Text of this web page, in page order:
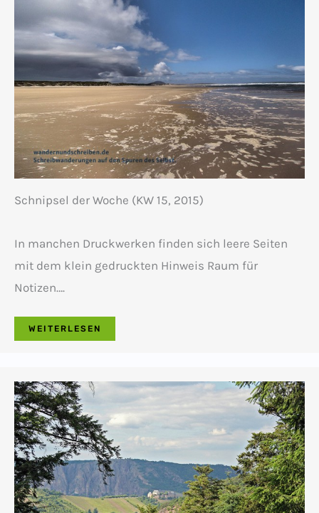
Schnipsel der Woche (KW 15, 2015)
In manchen Druckwerken finden sich leere Seiten
mit dem klein gedruckten Hinweis Raum für
Notizen….
WEITERLESEN